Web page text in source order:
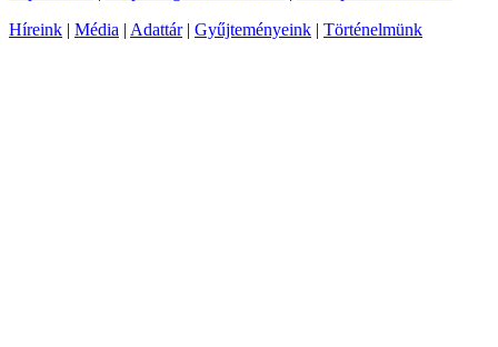
Híreink | Média | Adattár| Gyűjteményeink | Történelmünk